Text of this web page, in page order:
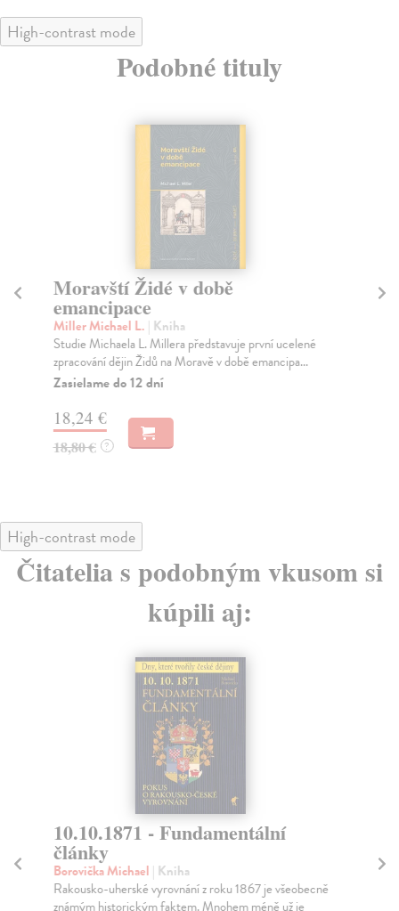
High-contrast mode
Podobné tituly
Moravští Židé v době
emancipace
Miller Michael L. | Kniha
Studie Michaela L. Millera představuje první ucelené
zpracování dějin Židů na Moravě v době emancipa...
Zasielame do 12 dní
18,24 €
18,80 € ?
High-contrast mode
Čitatelia s podobným vkusom si
kúpili aj:
10.10.1871 - Fundamentální
články
Borovička Michael | Kniha
Rakousko-uherské vyrovnání z roku 1867 je všeobecně
známým historickým faktem. Mnohem méně už je